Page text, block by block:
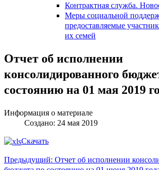
Контрактная служба.
Меры социальной
предоставляемые
их семей
Отчет об исполнении
консолидированного
состоянию на 01 мая 2019
Информация о материале
Создано: 24 мая 2019
Скачать
Предыдущий: Отчет об исполнении